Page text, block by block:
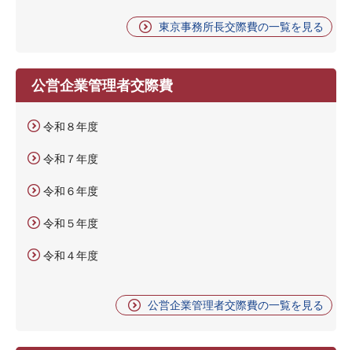
東京事務所長交際費の一覧を見る
公営企業管理者交際費
令和８年度
令和７年度
令和６年度
令和５年度
令和４年度
公営企業管理者交際費の一覧を見る